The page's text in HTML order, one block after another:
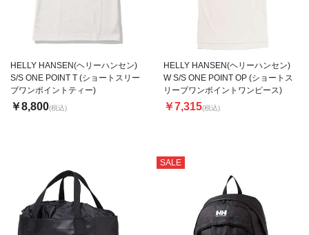
HELLY HANSEN(ヘリーハンセン)
S/S ONE POINT T (ショートスリー
ブワンポイントティー)
￥8,800(税込)
HELLY HANSEN(ヘリーハンセン)
W S/S ONE POINT OP (ショートス
リーブワンポイントワンピース)
￥7,315(税込)
SALE